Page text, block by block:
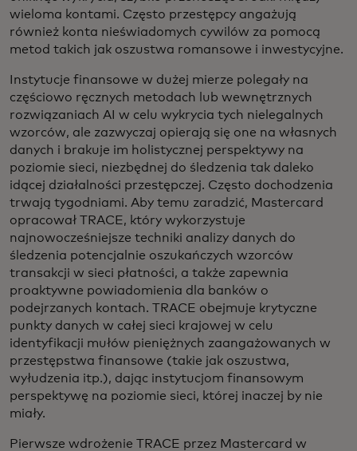
wieloma kontami. Często przestępcy angażują
również konta nieświadomych cywilów za pomocą
metod takich jak oszustwa romansowe i inwestycyjne.
Instytucje finansowe w dużej mierze polegały na
częściowo ręcznych metodach lub wewnętrznych
rozwiązaniach AI w celu wykrycia tych nielegalnych
wzorców, ale zazwyczaj opierają się one na własnych
danych i brakuje im holistycznej perspektywy na
poziomie sieci, niezbędnej do śledzenia tak daleko
idącej działalności przestępczej. Często dochodzenia
trwają tygodniami. Aby temu zaradzić, Mastercard
opracował TRACE, który wykorzystuje
najnowocześniejsze techniki analizy danych do
śledzenia potencjalnie oszukańczych wzorców
transakcji w sieci płatności, a także zapewnia
proaktywne powiadomienia dla banków o
podejrzanych kontach. TRACE obejmuje krytyczne
punkty danych w całej sieci krajowej w celu
identyfikacji mułów pieniężnych zaangażowanych w
przestępstwa finansowe (takie jak oszustwa,
wyłudzenia itp.), dając instytucjom finansowym
perspektywę na poziomie sieci, której inaczej by nie
miały.
Pierwsze wdrożenie TRACE przez Mastercard w